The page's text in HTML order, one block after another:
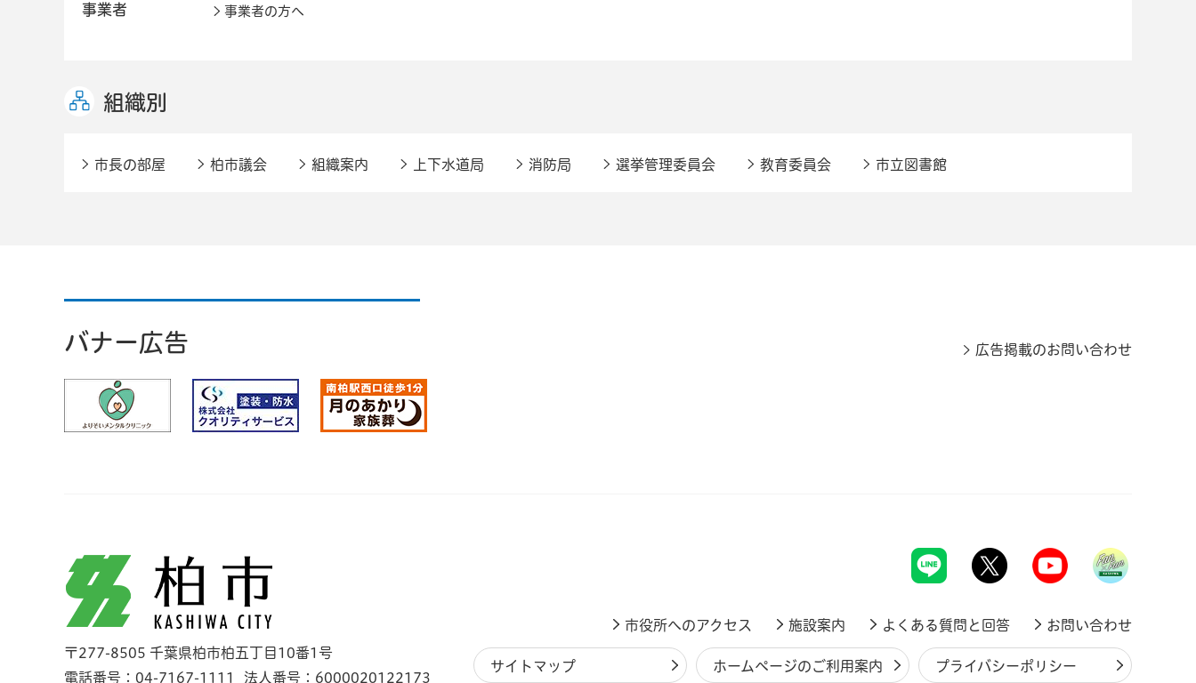
事業者 事業者の方へ
組織別
市長の部屋 柏市議会 組織案内 上下水道局 消防局 選挙管理委員会 教育委員会 市立図書館
バナー広告 広告掲載のお問い合わせ
柏市
〒277-8505 千葉県柏市柏五丁目10番1号
電話番号：04-7167-1111
法人番号：6000020122173
市役所へのアクセス 施設案内 よくある質問と回答 お問い合わせ
サイトマップ ホームページのご利用案内 プライバシーポリシー